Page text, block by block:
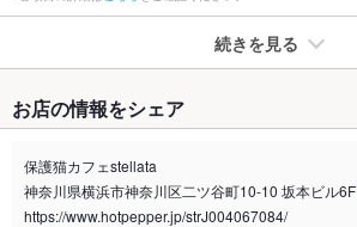
続きを見る
禁煙・喫煙
全席禁煙
喫煙専用室 なし
お店の情報をシェア
保護猫カフェstellata
神奈川県横浜市神奈川区二ツ谷町10-10 坂本ビル6F
https://www.hotpepper.jp/strJ004067084/